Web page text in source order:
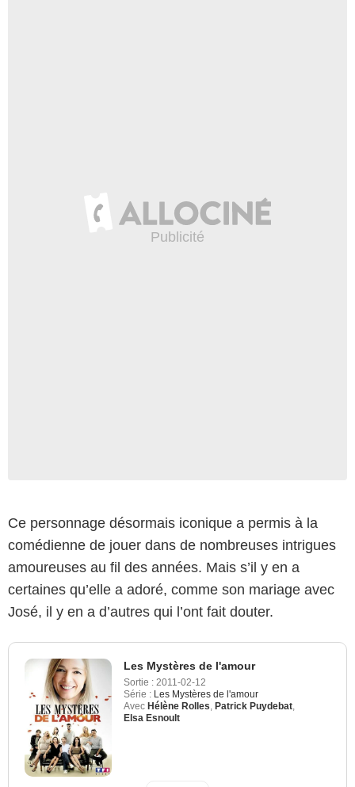
Ce personnage désormais iconique a permis à la
comédienne de jouer dans de nombreuses intrigues
amoureuses au fil des années. Mais s’il y en a
certaines qu’elle a adoré, comme son mariage avec
José, il y en a d’autres qui l’ont fait douter.
Les Mystères de l'amour
Sortie : 2011-02-12
Série : Les Mystères de l'amour
Avec Hélène Rolles Patrick Puydebat
Elsa Esnoult